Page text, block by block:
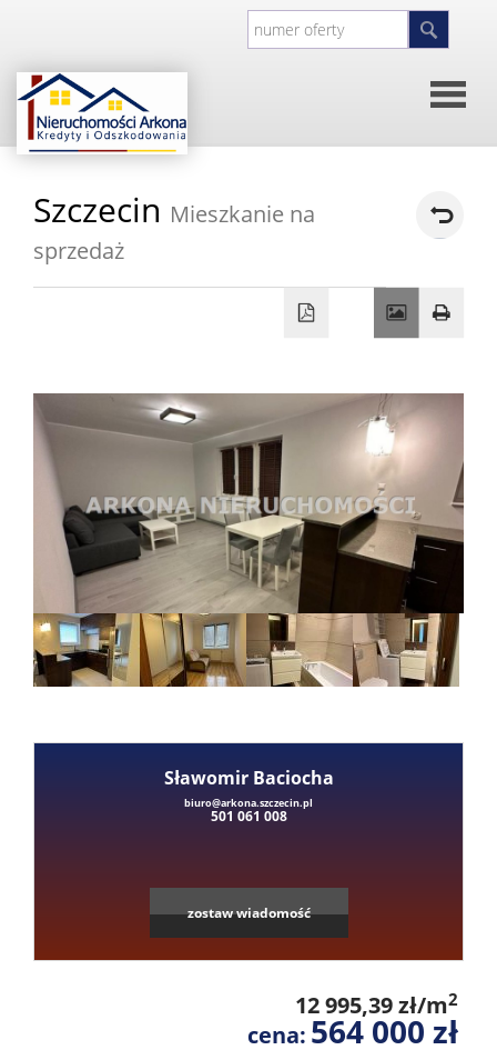
główna
O
firmie
Kontakt
Dzialki
Szczecin Mieszkanie na
sprzedaż
Sławomir Baciocha
biuro@arkona.szczecin.pl
501 061 008
zostaw wiadomość
12 995,39 zł/m2
cena: 564 000 zł